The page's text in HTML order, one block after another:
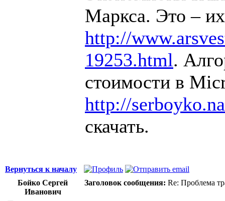
Маркса. Это –
http://
19253.html.
стоимости в
http://
скачать.
Вернуться к началу
Бойко Сергей
Иванович
Заголовок сообщения: Re: Проблема